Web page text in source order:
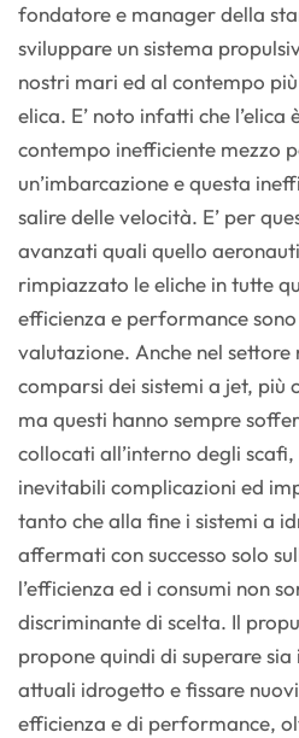
fondatore e manager della
sviluppare un sistema
nostri mari ed al contempo
elica. E’ noto infatti che l’elica
contempo inefficiente mezzo
un’imbarcazione e questa
salire delle velocità. E’ per
avanzati quali quello
rimpiazzato le eliche in tutte
efficienza e performance
valutazione. Anche nel
comparsi dei sistemi a jet,
ma questi hanno sempre
collocati all’interno degli
inevitabili complicazioni ed
tanto che alla fine i sistemi a
affermati con successo solo
l’efficienza ed i consumi non
discriminante di scelta. Il
propone quindi di superare
attuali idrogetto e fissare
efficienza e di performance,